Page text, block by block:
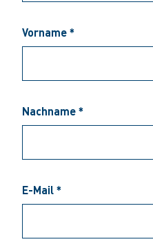
Vorname *
Nachname *
E-Mail *